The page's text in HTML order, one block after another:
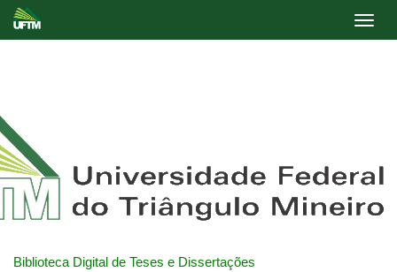
Biblioteca Digital de Teses e Dissertações